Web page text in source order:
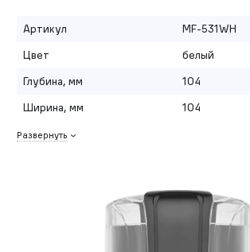
Артикул
MF-531WH
Цвет
белый
Глубина, мм
104
Ширина, мм
104
Развернуть